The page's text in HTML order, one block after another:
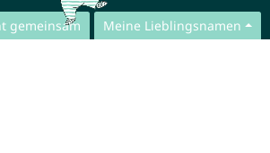
gemeinsam Meine Lieblingsnamen